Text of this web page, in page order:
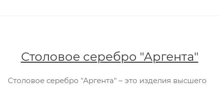
Столовое серебро "Аргента"
Столовое серебро "Аргента" – это изделия высшего